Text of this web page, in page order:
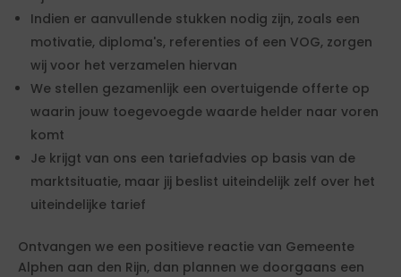
Indien er aanvullende stukken nodig zijn, zoals een
motivatie, diploma's, referenties of een VOG, zorgen
wij voor het verzamelen hiervan
We stellen gezamenlijk een overtuigende offerte op
waarin jouw toegevoegde waarde helder naar voren
komt
Je krijgt van ons een tariefadvies op basis van de
marktsituatie, maar jij beslist uiteindelijk zelf over het
uiteindelijke tarief
Ontvangen we een positieve reactie van Gemeente
Alphen aan den Rijn, dan plannen we doorgaans een